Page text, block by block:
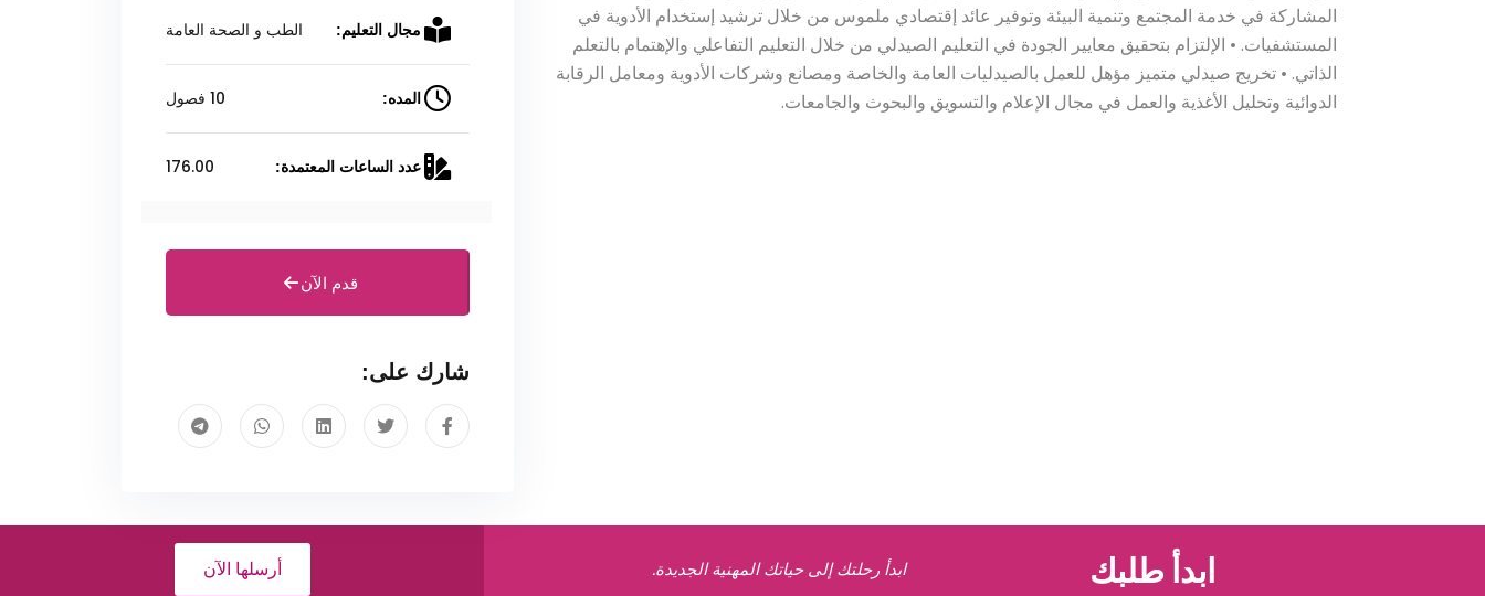
المشاركة في خدمة المجتمع وتنمية البيئة وتوفير عائد إقتصادي ملموس من خلال ترشيد إستخدام الأدوية في
المستشفيات. • الإلتزام بتحقيق معايير الجودة في التعليم الصيدلي من خلال التعليم التفاعلي والإهتمام بالتعلم
الذاتي. • تخريج صيدلي متميز مؤهل للعمل بالصيدليات العامة والخاصة ومصانع وشركات الأدوية ومعامل الرقابة
الدوائية وتحليل الأغذية والعمل في مجال الإعلام والتسويق والبحوث والجامعات.
مجال التعليم: الطب و الصحة العامة
المده: 10 فصول
عدد الساعات المعتمدة: 176.00
قدم الآن
شارك على:
ابدأ طلبك ابدأ رحلتك إلى حياتك المهنية الجديدة. أرسلها الآن